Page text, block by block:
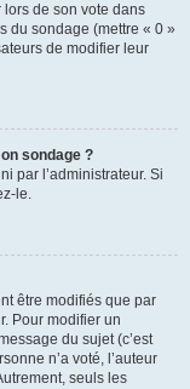
lors de son vote dans
du sondage (mettre « 0 »
de modifier leur
sondage ?
par l’administrateur. Si
le.
être modifiés que par
Pour modifier un
du sujet (c’est
n’a voté, l’auteur
seuls les